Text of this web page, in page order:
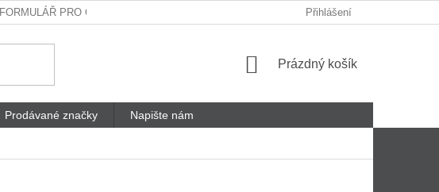
FORMULÁŘ PRO ODSTOUPENÍ OD SMLOUVY REKLAMAČNÍ LIST
Přihlášení
Nákupní
Prázdný košík
Prodávané značky Napište nám